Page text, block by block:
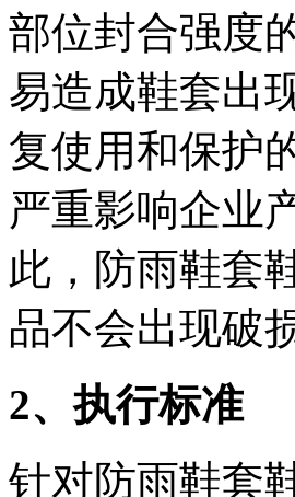
部位封合强度
易造成鞋套出
复使用和保护
严重影响企业
此，防雨鞋套
品不会出现破
2、执行标准
针对防雨鞋套